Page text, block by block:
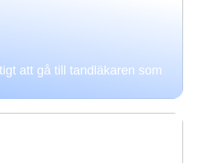
att gå till tandläkaren som